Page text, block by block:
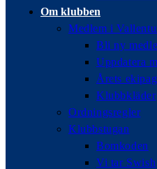
Om klubben
Medlem i
Bli ny
Uppdatera
Årets
Klubbkläder
Ordningsregler
Klubbstugan
Bomkoden
Vi tar Swish